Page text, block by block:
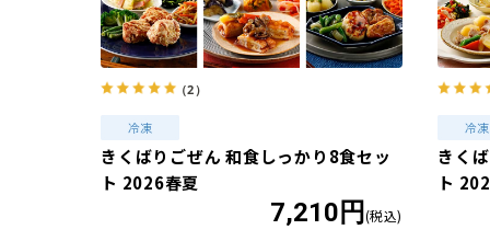
（2）
きくばりごぜん 和食しっかり8食セッ
ト 2026春夏
7,210円 (税込)
きく
ト